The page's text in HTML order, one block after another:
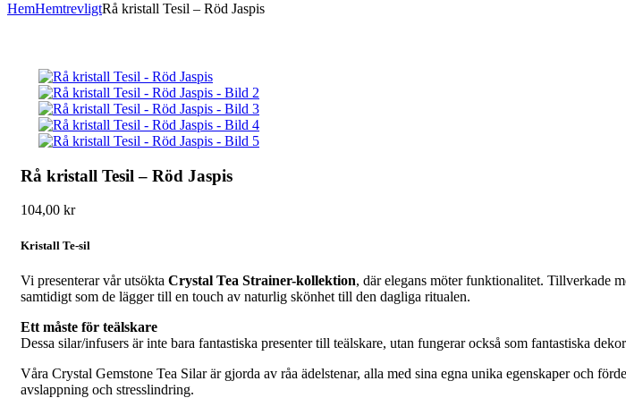
HemHemtrevligtRå kristall Tesil – Röd Jaspis
Rå kristall Tesil – Röd Jaspis
104,00 kr
Kristall Te-sil
Vi presenterar vår utsökta Crystal Tea Strainer-kollektion, där elegans möter funktionalitet. Tillverkade
samtidigt som de lägger till en touch av naturlig skönhet till den dagliga ritualen.
Ett måste för teälskare
Dessa silar/infusers är inte bara fantastiska presenter till teälskare, utan fungerar också som fantastiska
Våra Crystal Gemstone Tea Silar är gjorda av råa ädelstenar, alla med sina egna unika egenskaper och
avslappning och stresslindring.